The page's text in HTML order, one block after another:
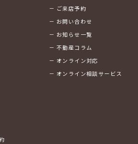
ご来店予約
お問い合わせ
お知らせ一覧
不動産コラム
オンライン対応
オンライン相談サービス